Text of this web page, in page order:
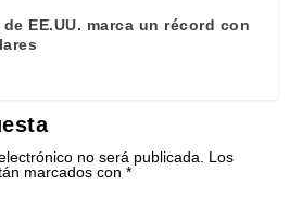
EE.UU. marca un récord con
no será publicada. Los
marcados con*